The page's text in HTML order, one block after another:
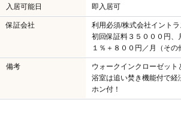
入居可能日 即入居可
保証会社
利用必須/株式会社イントラ
初回保証料３５０００円
１％＋８００円／月（その
備考
ウォークインクローゼット
浴室は追い焚き機能付で経
ホン付！